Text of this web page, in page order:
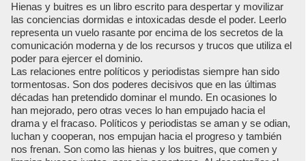
Hienas y buitres es un libro escrito para despertar y movilizar
las conciencias dormidas e intoxicadas desde el poder. Leerlo
representa un vuelo rasante por encima de los secretos de la
comunicación moderna y de los recursos y trucos que utiliza el
poder para ejercer el dominio.
Las relaciones entre políticos y periodistas siempre han sido
tormentosas. Son dos poderes decisivos que en las últimas
décadas han pretendido dominar el mundo. En ocasiones lo
han mejorado, pero otras veces lo han empujado hacia el
drama y el fracaso. Políticos y periodistas se aman y se odian,
luchan y cooperan, nos empujan hacia el progreso y también
nos frenan. Son como las hienas y los buitres, que comen y